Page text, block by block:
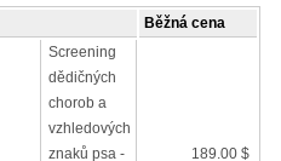
Běžná cena
Screening
dědičných
chorob a
vzhledových
znaků psa -
189.00 $